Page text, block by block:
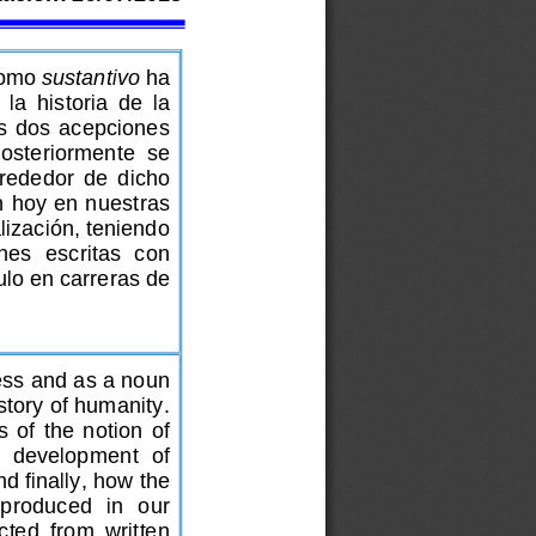
sustantivo ha
la  historia  de  la
dos acepciones
se
de dicho
hoy en nuestras
teniendo
  escritas
con
en carreras de
and as a noun
of humanity.
of  the  notion  of
development  of
finally, how the
in  our
from  written